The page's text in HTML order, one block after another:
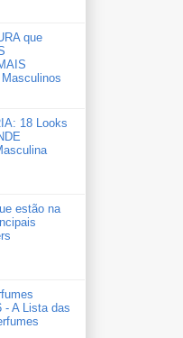
que
18 Looks
estão na
- A Lista das